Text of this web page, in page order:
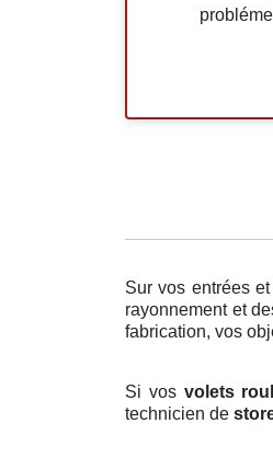
probléme
Sur vos entrées
rayonnement et
fabrication, vos
Si vos volets
technicien de